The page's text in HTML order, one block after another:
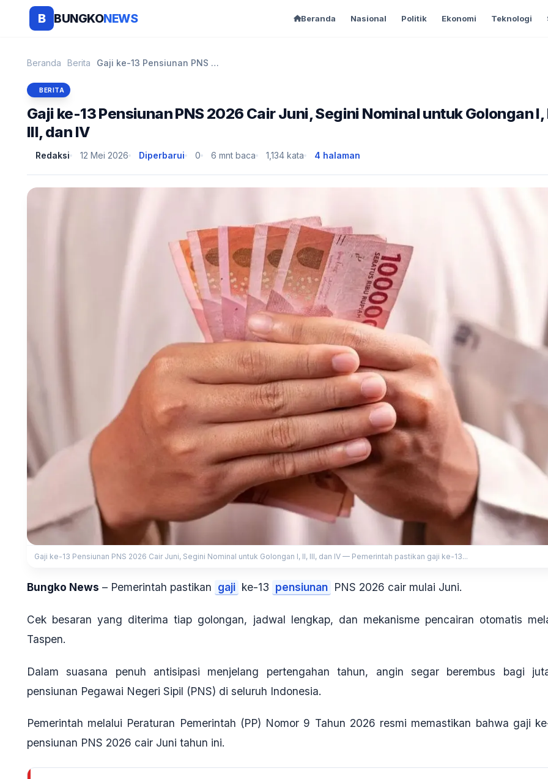
B BUNGKONEWS Beranda Nasional Politik Ekonomi Teknologi
Beranda Berita Gaji ke-13 Pensiunan PNS 2026 Cair Juni, Segini No...
BERITA
Gaji ke-13 Pensiunan PNS 2026 Cair Juni, Segini Nominal untuk Golongan I,
III, dan IV
Redaksi 12 Mei 2026 Diperbarui 0 6 mnt baca 1,134 kata 4 halaman
Gaji ke-13 Pensiunan PNS 2026 Cair Juni, Segini Nominal untuk Golongan I, II, III, dan IV — Pemerintah pastikan gaji ke-13...
Bungko News – Pemerintah pastikan gaji ke-13 pensiunan PNS 2026 cair mulai Juni.
Cek besaran yang diterima tiap golongan, jadwal lengkap, dan mekanisme pencairan otomatis
Taspen.
Dalam suasana penuh antisipasi menjelang pertengahan tahun, angin segar berembus bagi
pensiunan Pegawai Negeri Sipil (PNS) di seluruh Indonesia.
Pemerintah melalui Peraturan Pemerintah (PP) Nomor 9 Tahun 2026 resmi memastikan bahwa gaji
pensiunan PNS 2026 cair Juni tahun ini.